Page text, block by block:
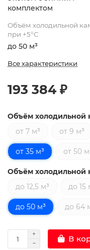
комплектом
Объём холодильной
при +5°С
до 50 м³
Все характеристики
193 384 ₽
Объём холодильной
от 7 м³
от 9 м³
от 35 м³ от 50
Объём холодильной
до 12,5 м³
до 15
до 50 м³ до 64
В